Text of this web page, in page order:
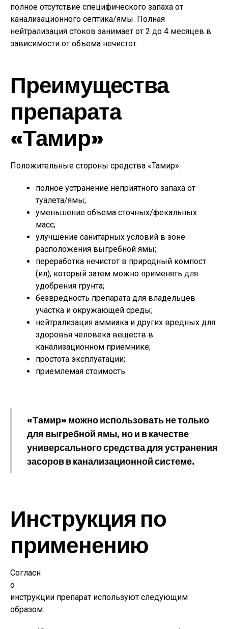
полное отсутствие специфического запаха от
канализационного септика/ямы. Полная
нейтрализация стоков занимает от 2 до 4 месяцев в
зависимости от объема нечистот.
Преимущества
препарата
«Тамир»
Положительные стороны средства «Тамир»:
полное устранение неприятного запаха от
туалета/ямы;
уменьшение объема сточных/фекальных
масс;
улучшение санитарных условий в зоне
расположения выгребной ямы;
переработка нечистот в природный компост
(ил), который затем можно применять для
удобрения грунта;
безвредность препарата для владельцев
участка и окружающей среды;
нейтрализация аммиака и других вредных для
здоровья человека веществ в
канализационном приемнике;
простота эксплуатации;
приемлемая стоимость.
«Тамир» можно использовать не только
для выгребной ямы, но и в качестве
универсального средства для устранения
засоров в канализационной системе.
Инструкция по
применению
Согласн
о
инструкции препарат используют следующим
образом: